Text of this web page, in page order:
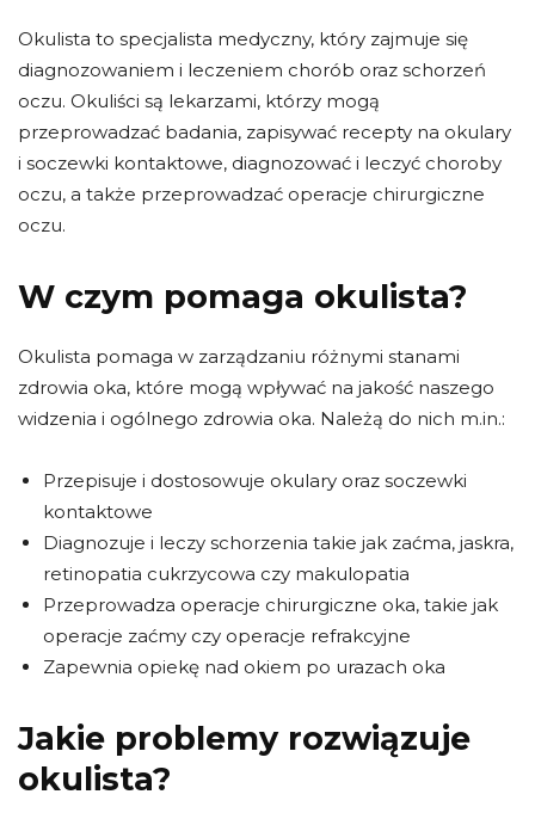
Okulista to specjalista medyczny, który zajmuje się
diagnozowaniem i leczeniem chorób oraz schorzeń
oczu. Okuliści są lekarzami, którzy mogą
przeprowadzać badania, zapisywać recepty na okulary
i soczewki kontaktowe, diagnozować i leczyć choroby
oczu, a także przeprowadzać operacje chirurgiczne
oczu.
W czym pomaga okulista?
Okulista pomaga w zarządzaniu różnymi stanami
zdrowia oka, które mogą wpływać na jakość naszego
widzenia i ogólnego zdrowia oka. Należą do nich m.in.:
Przepisuje i dostosowuje okulary oraz soczewki
kontaktowe
Diagnozuje i leczy schorzenia takie jak zaćma, jaskra,
retinopatia cukrzycowa czy makulopatia
Przeprowadza operacje chirurgiczne oka, takie jak
operacje zaćmy czy operacje refrakcyjne
Zapewnia opiekę nad okiem po urazach oka
Jakie problemy rozwiązuje
okulista?